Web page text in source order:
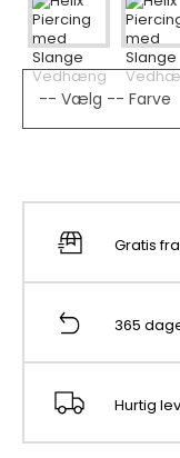
Gratis
365
Hurtig